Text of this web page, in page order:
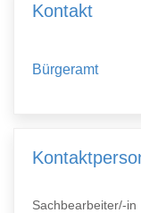
Kontakt
Bürgeramt
Sachbearbeiter/-in